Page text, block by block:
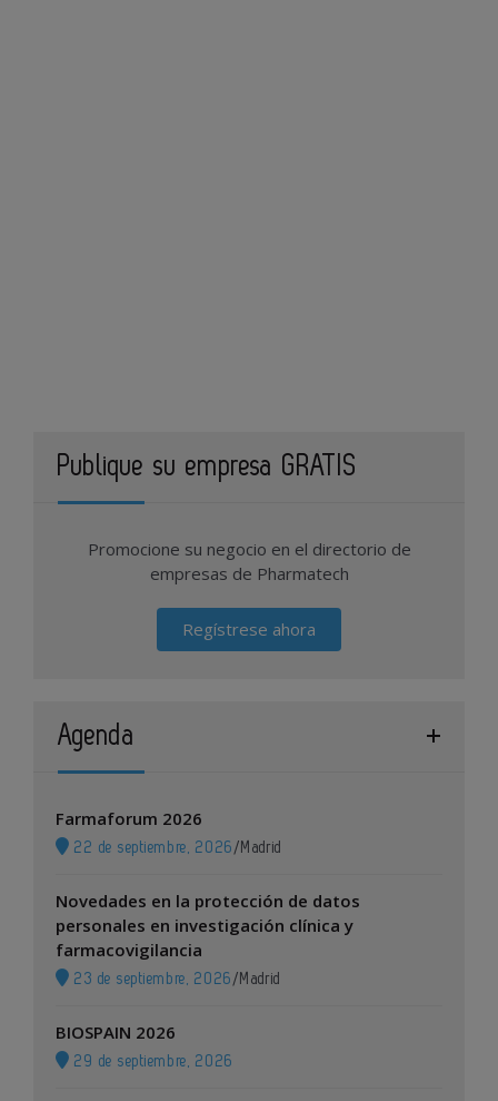
Publique su empresa GRATIS
Promocione su negocio en el directorio de
empresas de Pharmatech
Regístrese ahora
Agenda
Farmaforum 2026
22 de septiembre, 2026 / Madrid
Novedades en la protección de datos
personales en investigación clínica y
farmacovigilancia
23 de septiembre, 2026 / Madrid
BIOSPAIN 2026
29 de septiembre, 2026